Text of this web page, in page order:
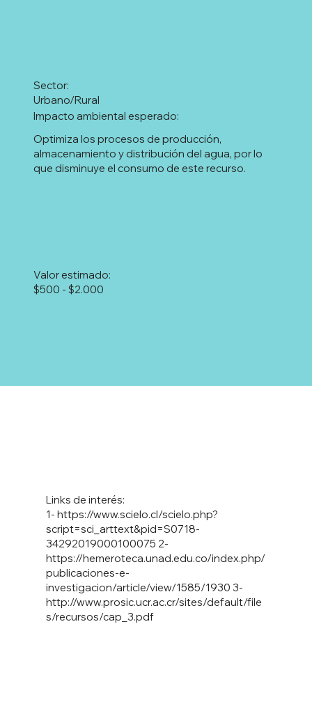
Urbano/Rural
Sector:
Optimiza los procesos de producción,
almacenamiento y distribución del agua, por lo
que disminuye el consumo de este recurso.
Impacto ambiental esperado:
$500 - $2.000
Valor estimado:
1-https://www.scielo.cl/scielo.php?
script=sci_arttext&pid=S0718-
34292019000100075 2-
https://hemeroteca.unad.edu.co/index.php/
publicaciones-e-
investigacion/article/view/1585/1930 3-
http://www.prosic.ucr.ac.cr/sites/default/file
s/recursos/cap_3.pdf
Links de interés: